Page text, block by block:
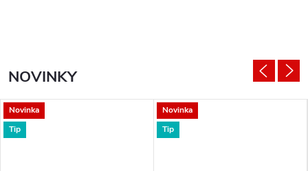
NOVINKY
Novinka
Tip
Novinka
Tip